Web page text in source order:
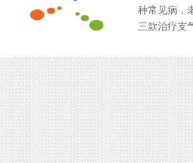
种常见病，
三款治疗支